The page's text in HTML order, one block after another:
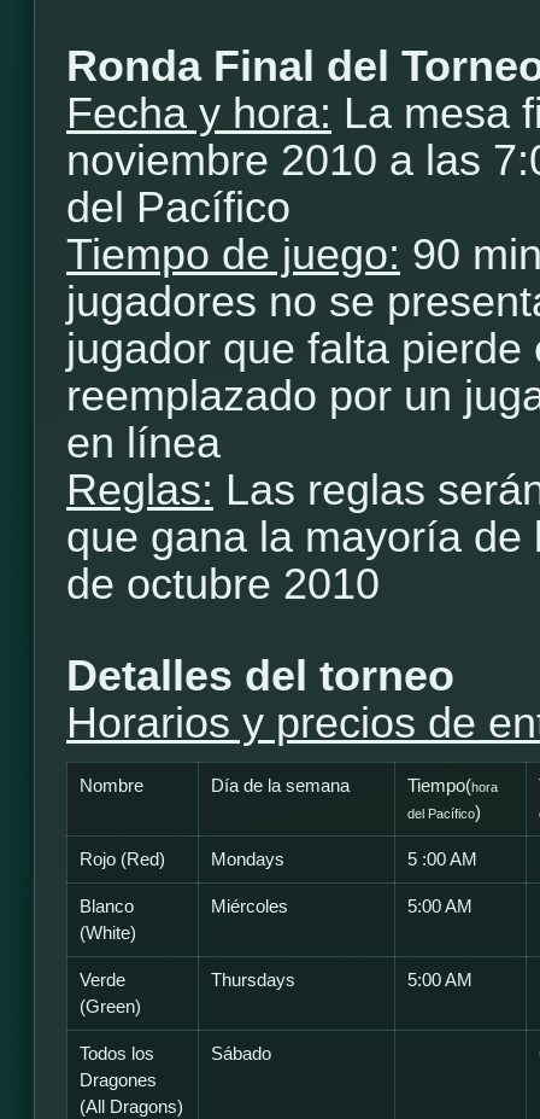
Ronda Final del
Fecha y hora: La mesa
noviembre 2010 a las
del Pacífico
Tiempo de juego: 90
jugadores no se
jugador que falta
reemplazado por un
en línea
Reglas: Las reglas
que gana la mayoría
de octubre 2010
Detalles del torneo
Horarios y precios de
Nombre Día de la semana Tiempo(hora
del Pacífico)
Rojo (Red) Mondays 5 :00 AM
Blanco
(White)
Miércoles 5:00 AM
Verde
(Green)
Thursdays 5:00 AM
Todos los
Dragones
(All Dragons)
Sábado